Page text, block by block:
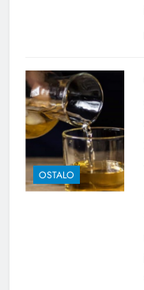
OSTALO